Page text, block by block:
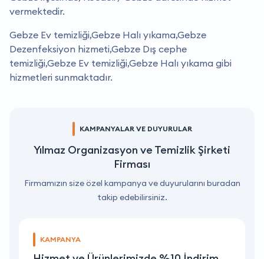
vermektedir.
Gebze Ev temizliği,Gebze Halı yıkama,Gebze
Dezenfeksiyon hizmeti,Gebze Dış cephe
temizliği,Gebze Ev temizliği,Gebze Halı yıkama gibi
hizmetleri sunmaktadır.
KAMPANYALAR VE DUYURULAR
Yılmaz Organizasyon ve Temizlik Şirketi
Firması
Firmamızın size özel kampanya ve duyurularını buradan
takip edebilirsiniz.
KAMPANYA